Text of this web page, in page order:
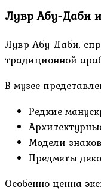
Лувр Абу-Даби
Лувр Абу-Даби,
традиционной
В музее
Редкие
Модели
Предметы
Особенно ценна